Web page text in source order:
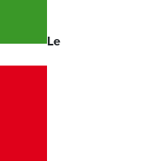
Le